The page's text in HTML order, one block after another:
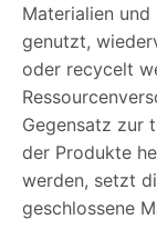
Materialien
genutzt,
oder recycelt
Gegensatz zur
der Produkte
werden, setzt
geschlossene